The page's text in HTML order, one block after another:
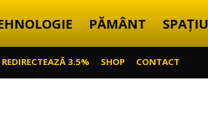
PĂMÂNT SPAȚIU
REDIRECTEAZĂ 3.5% SHOP CONTACT